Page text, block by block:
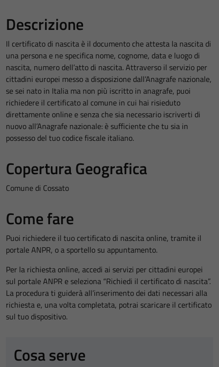
Descrizione
Il certificato di nascita è il documento che attesta la nascita di
una persona e ne specifica nome, cognome, data e luogo di
nascita, numero dell’atto di nascita. Attraverso il servizio per
cittadini europei messo a disposizione dall’Anagrafe nazionale,
se sei nato in Italia ma non più iscritto in anagrafe, puoi
richiedere il certificato al comune in cui hai risieduto
direttamente online e senza che sia necessario iscriverti di
nuovo all’Anagrafe nazionale: è sufficiente che tu sia in
possesso del tuo codice fiscale italiano.
Copertura Geografica
Comune di Cossato
Come fare
Puoi richiedere il tuo certificato di nascita online, tramite il
portale ANPR, o a sportello su appuntamento.
Per la richiesta online, accedi ai servizi per cittadini europei
sul portale ANPR e seleziona “Richiedi il certificato di nascita”.
La procedura ti guiderà all’inserimento dei dati necessari alla
richiesta e, una volta completata, potrai scaricare il certificato
sul tuo dispositivo.
Cosa serve